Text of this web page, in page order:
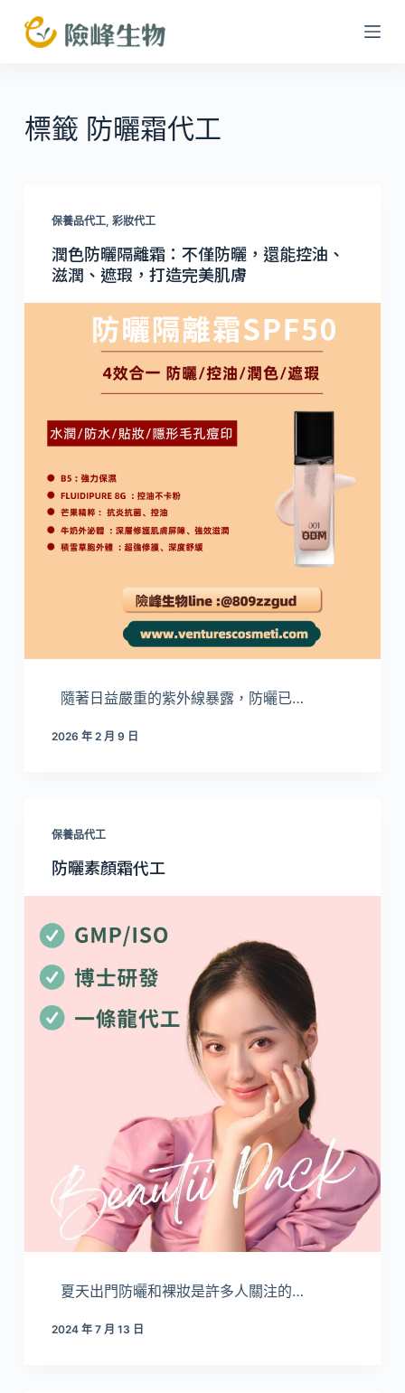
跳
至
內
容
標籤 防曬霜代工
保養品代工, 彩妝代工
潤色防曬隔離霜：不僅防曬，還能控油、
滋潤、遮瑕，打造完美肌膚
隨著日益嚴重的紫外線暴露，防曬已…
2026 年 2 月 9 日
保養品代工
防曬素顏霜代工
夏天出門防曬和裸妝是許多人關注的…
2024 年 7 月 13 日